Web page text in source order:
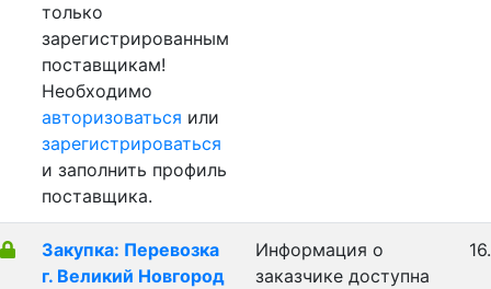
только
зарегистрированным
поставщикам!
Необходимо
авторизоваться или
зарегистрироваться
и заполнить профиль
поставщика.
Закупка: Перевозка
г. Великий Новгород
Информация о
заказчике доступна